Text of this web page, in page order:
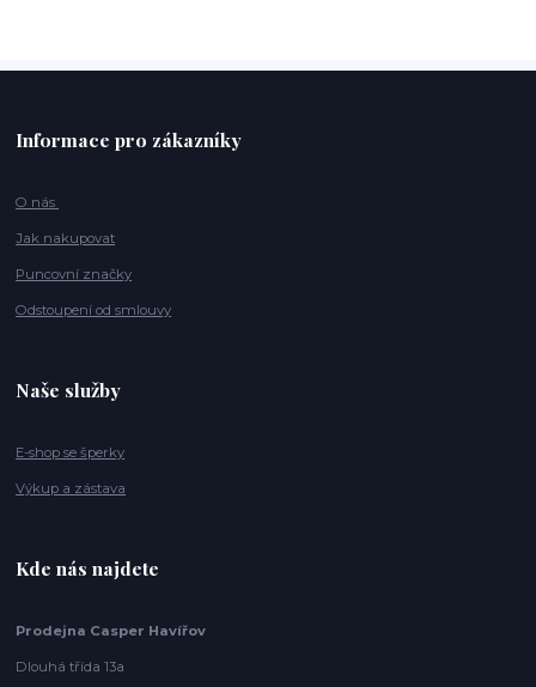
Informace pro zákazníky
O nás
Jak nakupovat
Puncovní značky
Odstoupení od smlouvy
Naše služby
E-shop se šperky
Výkup a zástava
Kde nás najdete
Prodejna Casper Havířov
Dlouhá třída 13a